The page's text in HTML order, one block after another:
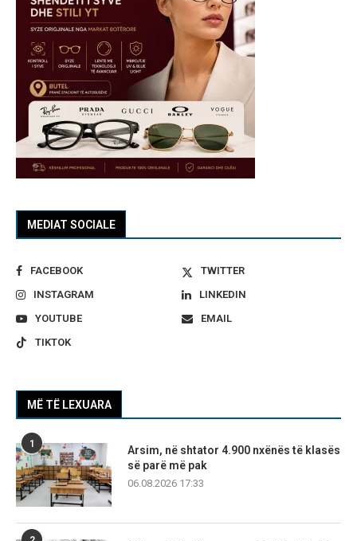
MEDIAT SOCIALE
FACEBOOK
TWITTER
INSTAGRAM
LINKEDIN
YOUTUBE
EMAIL
TIKTOK
MË TË LEXUARA
1
Arsim, në shtator 4.900 nxënës të klasës
së parë më pak
06.08.2026 17:33